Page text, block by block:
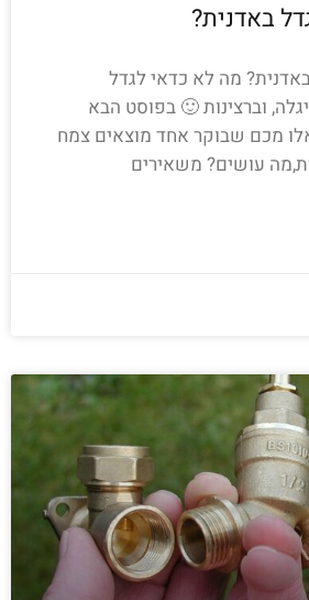
באדנית?
מה לא כדאי לגדל
וברצינות 🙂 בפוסט הבא
מכם שבוקר אחד מוצאים צמח
עושים? משאירים